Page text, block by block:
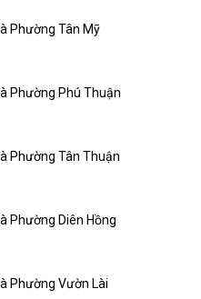
Phường Tân Mỹ
Phường Phú Thuận
Phường Tân Thuận
Phường Diên Hồng
Phường Vườn Lài